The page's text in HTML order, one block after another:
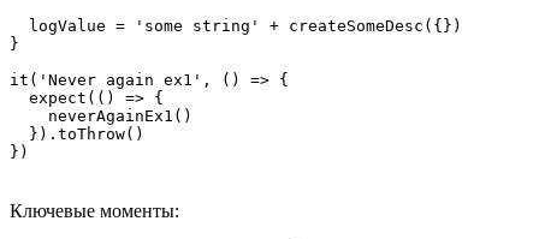
  logValue = 'some string' + createSomeDesc({})
}
it('Never again ex1', () => {
  expect(() => {
    neverAgainEx1()
  }).toThrow()
Ключевые моменты: